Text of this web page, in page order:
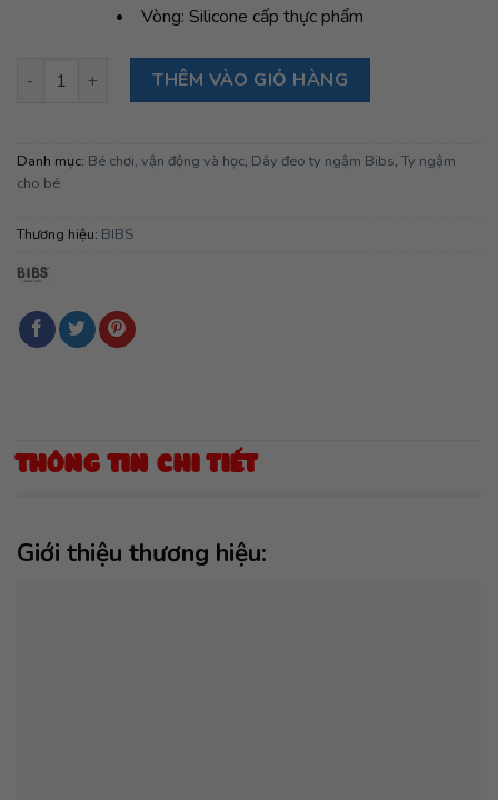
Vòng: Silicone cấp thực phẩm
Dây đeo ty ngậm BIBS Pacifier Clip Loop, Blush số lượng
THÊM VÀO GIỎ HÀNG
Danh mục: Bé chơi, vận động và học, Dây đeo ty ngậm Bibs, Ty ngậm
cho bé
Thương hiệu: BIBS
THÔNG TIN CHI TIẾT
Giới thiệu thương hiệu: